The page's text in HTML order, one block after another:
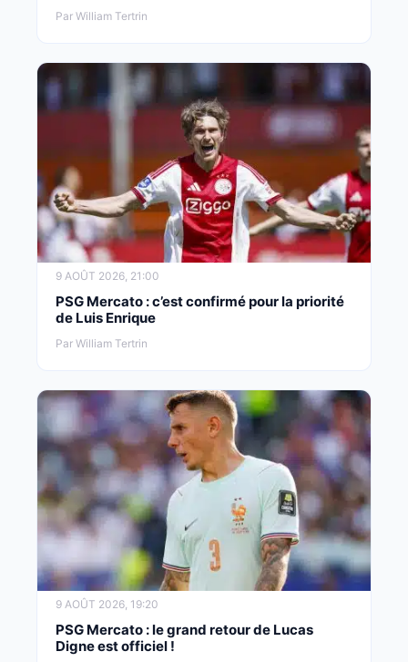
Par William Tertrin
9 AOÛT 2026, 21:00
PSG Mercato : c’est confirmé pour la priorité
de Luis Enrique
Par William Tertrin
9 AOÛT 2026, 19:20
PSG Mercato : le grand retour de Lucas
Digne est officiel !